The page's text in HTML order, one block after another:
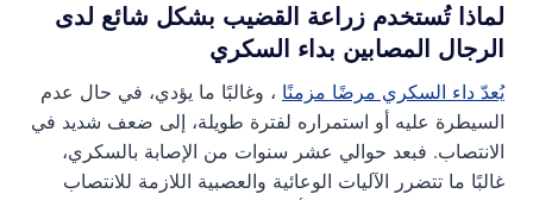
لماذا تُستخدم زراعة القضيب بشكل شائع لدى
الرجال المصابين بداء السكري
يُعدّ داء السكري مرضًا مزمنًا ، وغالبًا ما يؤدي، في حال عدم
السيطرة عليه أو استمراره لفترة طويلة، إلى ضعف شديد في
الانتصاب. فبعد حوالي عشر سنوات من الإصابة بالسكري،
غالبًا ما تتضرر الآليات الوعائية والعصبية اللازمة للانتصاب